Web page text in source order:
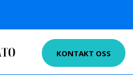
KONTAKT OSS